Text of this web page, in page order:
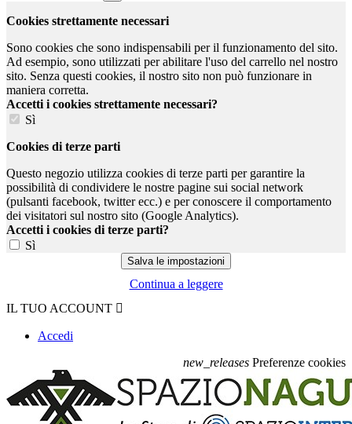
Cookies strettamente necessari
Sono cookies che sono indispensabili per il funzionamento del sito.
Ad esempio, sono utilizzati per abilitare l'uso del carrello nel nostro
sito. Senza questi cookies, il nostro sito non può funzionare in
maniera corretta.
Accetti i cookies strettamente necessari?
Sì
Cookies di terze parti
Questo negozio utilizza cookies di terze parti per garantire la
possibilità di condividere le nostre pagine sui social network
(pulsanti facebook, twitter ecc.) e per conoscere il comportamento
dei visitatori sul nostro sito (Google Analytics).
Accetti i cookies di terze parti?
Sì
Continua a leggere
IL TUO ACCOUNT 
Accedi
new_releases Preferenze cookies